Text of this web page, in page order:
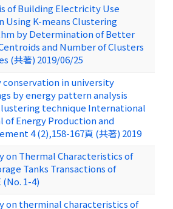
of Building Electricity Use
Using K-means Clustering
by Determination of Better
and Number of Clusters
(共著) 2019/06/25
conservation in university
by energy pattern analysis
technique International
of Energy Production and
4 (2),158-167頁 (共著) 2019
on Thermal Characteristics of
Tanks Transactions of
(No. 1-4)
on therminal characteristics of